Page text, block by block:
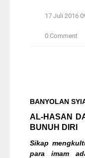
Kontak
17 Juli 2016
0 Comment
BANYOLAN
AL-HASAN
BUNUH DIRI​
Sikap
para imam